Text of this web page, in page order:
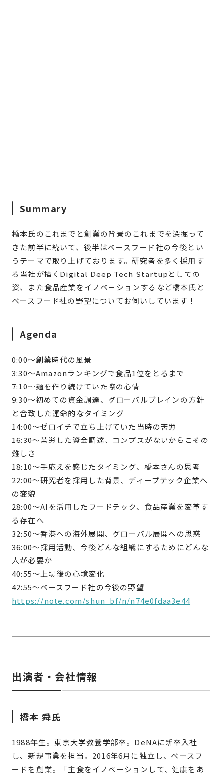
Summary
橋本氏のこれまでと創業の背景のこれまでを深掘って
きた前半に続いて、後半はベースフード社の今後とい
うテーマで取り上げております。研究者を多く採用す
る当社が描くDigital Deep Tech Startupとしての
姿、また食品産業をイノベーションするなど橋本氏と
ベースフード社の野望についてお伺いしています！
Agenda
0:00〜創業時代の風景
3:30〜Amazonランキングで食品1位をとるまで
7:10〜麺を作り続けていた際の心情
9:30〜初めての資金調達、グローバルブレインの方針
と合致した運命的なタイミング
14:00〜ゼロイチで立ち上げていた当時の苦労
16:30〜苦労した資金調達、コンプスがないからこその
難しさ
18:10〜手応えを感じたタイミング、橋本さんの思考
22:00〜研究者を採用した背景、ディープテック企業へ
の変貌
28:00〜AIを活用したフードテック、食品産業を変革す
る存在へ
32:50〜香港への海外展開、グローバル展開への思惑
36:00〜採用活動、今後どんな組織にするためにどんな
人が必要か
40:55〜上場後の心境変化
42:55〜ベースフード社の今後の野望
https://note.com/shun_bf/n/n74e0fdaa3e44
出演者・会社情報
橋本 舜氏
1988年生。東京大学教養学部卒。DeNAに新卒入社
し、新規事業を担当。2016年6月に独立し、ベースフ
ードを創業。「主食をイノベーションして、健康をあ